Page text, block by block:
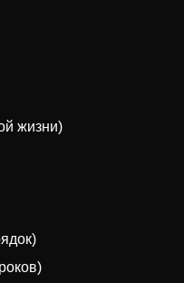
жизни)